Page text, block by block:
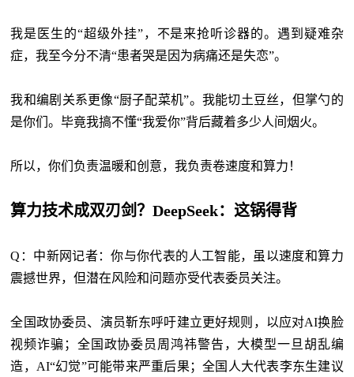
我是医生的“超级外挂”，不是来抢听诊器的。遇到疑难杂
症，我至今分不清“患者哭是因为病痛还是失恋”。
我和编剧关系更像“厨子配菜机”。我能切土豆丝，但掌勺的
是你们。毕竟我搞不懂“我爱你”背后藏着多少人间烟火。
所以，你们负责温暖和创意，我负责卷速度和算力！
算力技术成双刃剑？DeepSeek：这锅得背
Q：中新网记者：你与你代表的人工智能，虽以速度和算力
震撼世界，但潜在风险和问题亦受代表委员关注。
全国政协委员、演员靳东呼吁建立更好规则，以应对AI换脸
视频诈骗；全国政协委员周鸿祎警告，大模型一旦胡乱编
造，AI“幻觉”可能带来严重后果；全国人大代表李东生建议